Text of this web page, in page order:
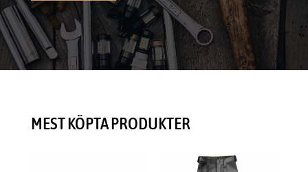
MEST KÖPTA PRODUKTER